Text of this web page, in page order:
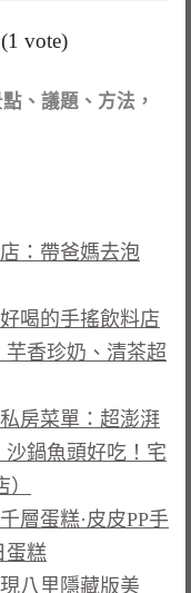
vote)
、議題、方法，
：帶爸媽去泡
喝的手搖飲料店
芋香珍奶、清茶超
房菜單：超澎湃
沙鍋魚頭好吃！宅
層蛋糕·皮皮PP手
蛋糕
八里隱藏版美